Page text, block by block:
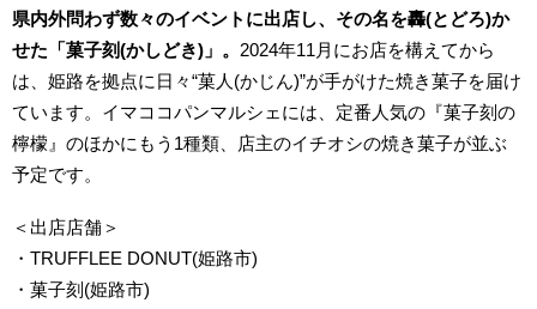
県内外問わず数々のイベントに出店し、その名を轟(とどろ)か
せた「菓子刻(かしどき)」。 2024年11月にお店を構えてから
は、姫路を拠点に日々“菓人(かじん)”が手がけた焼き菓子を届け
ています。イマココパンマルシェには、定番人気の『菓子刻の
檸檬』のほかにもう1種類、店主のイチオシの焼き菓子が並ぶ
予定です。
＜出店店舗＞
・TRUFFLEE DONUT(姫路市)
・菓子刻(姫路市)